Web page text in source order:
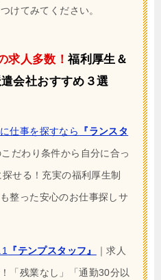
けてみてください。
求人多数！福利厚生＆
会社おすすめ３選
仕事を探すなら
『ランスタ
こだわり条件から自分に合っ
せる！充実の福利厚生制
整った安心のお仕事探しサ
『テンプスタッフ』
｜求人
「残業なし」「通勤30分以